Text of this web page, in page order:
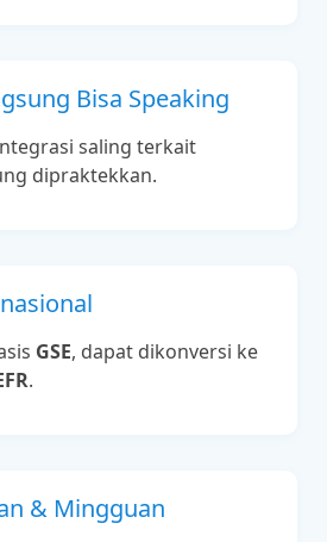
Bisa Speaking
saling terkait
dipraktekkan.
GSE, dapat dikonversi ke
.
& Mingguan